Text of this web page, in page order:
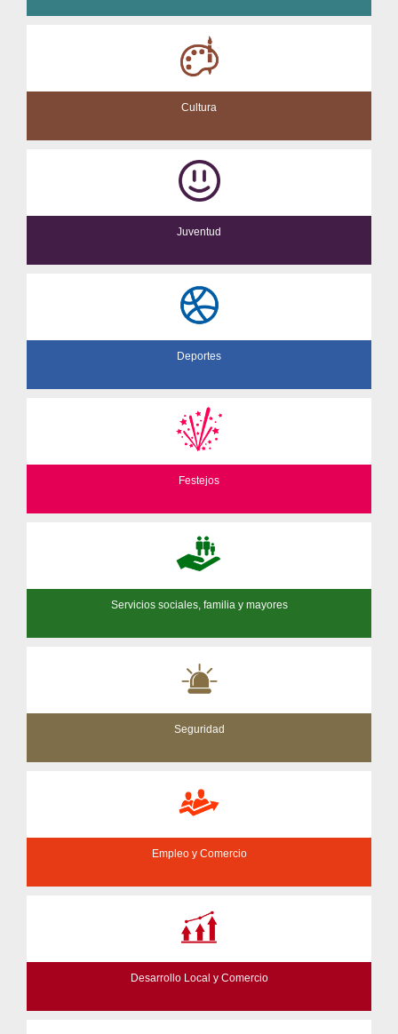
Cultura
Juventud
Deportes
Festejos
Servicios sociales, familia y mayores
Seguridad
Empleo y Comercio
Desarrollo Local y Comercio